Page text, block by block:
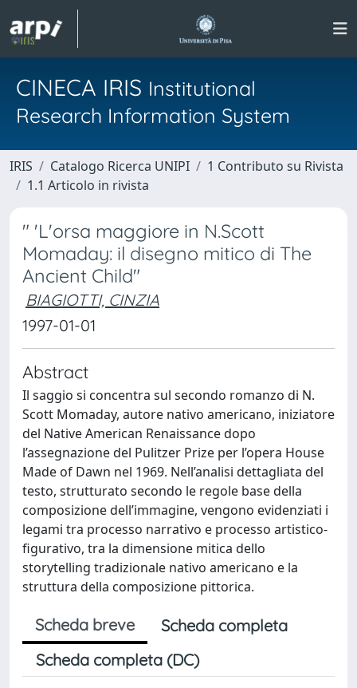
CINECA IRIS Institutional
Research Information System
IRIS Catalogo Ricerca UNIPI
1 Contributo su Rivista
1.1 Articolo in rivista
" 'L'orsa maggiore in N.Scott
Momaday: il disegno mitico di The
Ancient Child"
BIAGIOTTI, CINZIA
1997-01-01
Abstract
Il saggio si concentra sul secondo romanzo di N.
Scott Momaday, autore nativo americano, iniziatore
del Native American Renaissance dopo
l’assegnazione del Pulitzer Prize per l’opera House
Made of Dawn nel 1969. Nell’analisi dettagliata del
testo, strutturato secondo le regole base della
composizione dell’immagine, vengono evidenziati i
legami tra processo narrativo e processo artistico-
figurativo, tra la dimensione mitica dello
storytelling tradizionale nativo americano e la
struttura della composizione pittorica.
Scheda breve
Scheda completa
Scheda completa (DC)